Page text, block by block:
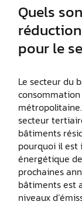
Quels
pour le
Le secteur du
consommation
secteur
bâtiments
pourquoi il est
énergétique
prochaines
bâtiments est
niveaux